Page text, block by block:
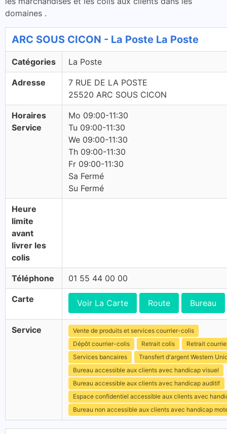
domaines .
ARC SOUS CICON - La Poste La Poste
Catégories La Poste
Adresse
7 RUE DE LA POSTE
25520 ARC SOUS CICON
Horaires
Service
Mo 09:00-11:30
Tu 09:00-11:30
We 09:00-11:30
Th 09:00-11:30
Fr 09:00-11:30
Sa Fermé
Su Fermé
Heure
limite
avant
livrer les
colis
Téléphone 01 55 44 00 00
Carte Voir La Carte Route Bureau
Service
Vente de produits et services courrier-colis
Dépôt courrier-colis
Retrait colis
Retrait
Services bancaires
Transfert d'argent Western
Bureau accessible aux clients avec handicap visuel
Bureau accessible aux clients avec handicap auditif
Espace confidentiel accessible aux clients avec
Bureau non accessible aux clients avec handicap